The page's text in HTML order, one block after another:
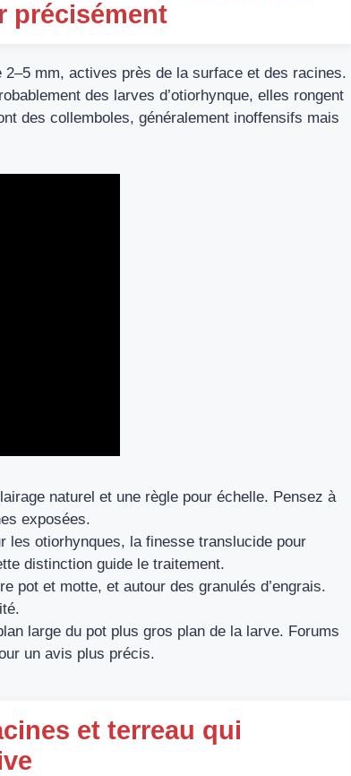
précisément
mm, actives près de la surface et des racines.
des larves d’otiorhynque, elles rongent
des collemboles, généralement inoffensifs mais
naturel et une règle pour échelle. Pensez à
exposées.
les otiorhynques, la finesse translucide pour
distinction guide le traitement.
pot et motte, et autour des granulés d’engrais.
large du pot plus gros plan de la larve. Forums
un avis plus précis.
et terreau qui